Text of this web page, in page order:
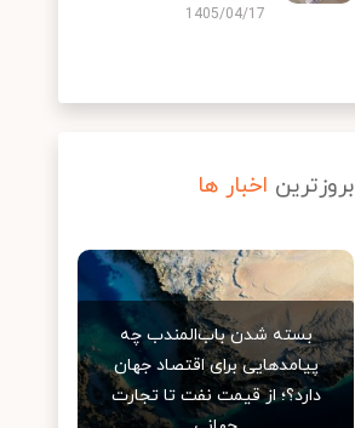
1405/04/17
بروزترین اخبار ها
بسته شدن باب‌المندب چه
پیامدهایی برای اقتصاد جهان
دارد؟؛ از قیمت نفت تا تجارت